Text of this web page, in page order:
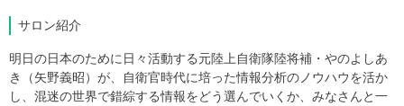
サロン紹介
明日の日本のために日々活動する元陸上自衛隊陸将補・やのよしあ
き（矢野義昭）が、自衛官時代に培った情報分析のノウハウを活か
し、混迷の世界で錯綜する情報をどう選んでいくか、みなさんと一